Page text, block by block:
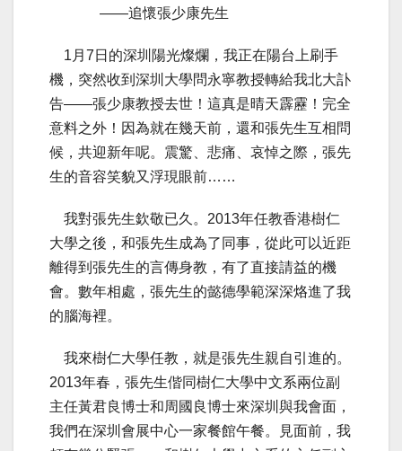
——追懷張少康先生
1月7日的深圳陽光燦爛，我正在陽台上刷手
機，突然收到深圳大學問永寧教授轉給我北大訃
告——張少康教授去世！這真是晴天霹靂！完全
意料之外！因為就在幾天前，還和張先生互相問
候，共迎新年呢。震驚、悲痛、哀悼之際，張先
生的音容笑貌又浮現眼前……
我對張先生欽敬已久。2013年任教香港樹仁
大學之後，和張先生成為了同事，從此可以近距
離得到張先生的言傳身教，有了直接請益的機
會。數年相處，張先生的懿德學範深深烙進了我
的腦海裡。
我來樹仁大學任教，就是張先生親自引進的。
2013年春，張先生偕同樹仁大學中文系兩位副
主任黃君良博士和周國良博士來深圳與我會面，
我們在深圳會展中心一家餐館午餐。見面前，我